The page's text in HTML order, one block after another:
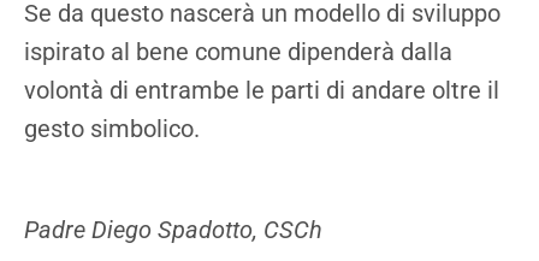
Se da questo nascerà un modello di sviluppo
ispirato al bene comune dipenderà dalla
volontà di entrambe le parti di andare oltre il
gesto simbolico.
Padre Diego Spadotto, CSCh